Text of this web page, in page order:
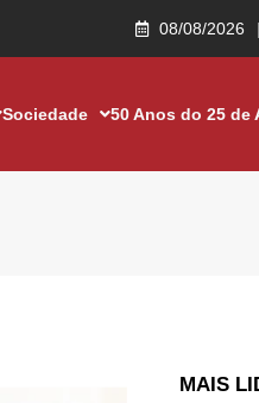
08/08/2026
Sociedade 50 Anos do 25 de
MAIS